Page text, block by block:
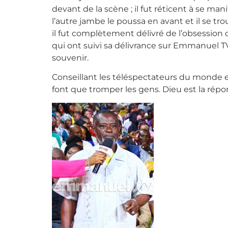
devant de la scène ; il fut réticent à se
l’autre jambe le poussa en avant et il se
il fut complètement délivré de l’obsession
qui ont suivi sa délivrance sur Emmanuel
souvenir.
Conseillant les téléspectateurs du monde
font que tromper les gens. Dieu est la